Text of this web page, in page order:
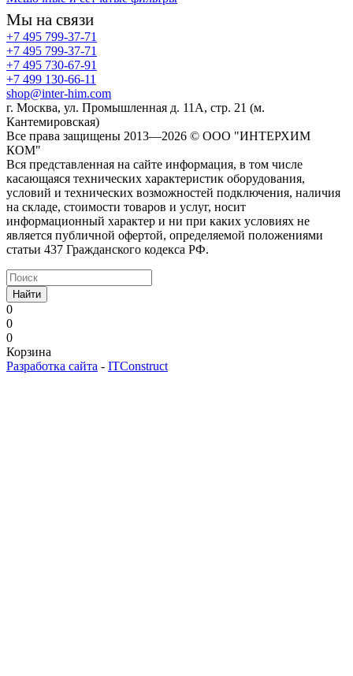
Мы на связи
+7 495 799-37-71
+7 495 799-37-71
+7 495 730-67-91
+7 499 130-66-11
shop@inter-him.com
г. Москва, ул. Промышленная д. 11А, стр. 21 (м.
Кантемировская)
Все права защищены 2013—2026 © OOO "ИНТЕРХИМ
КОМ"
Вся представленная на сайте информация, в том числе
касающаяся технических характеристик оборудования,
условий и технических возможностей подключения, наличия
на складе, стоимости товаров и услуг, носит
информационный характер и ни при каких условиях не
является публичной офертой, определяемой положениями
статьи 437 Гражданского кодекса РФ.
Найти
0
0
0
Корзина
Разработка сайта - ITConstruct